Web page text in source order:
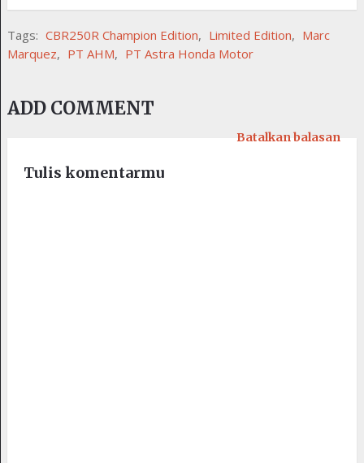
Tags: CBR250R Champion Edition, Limited Edition, Marc
Marquez, PT AHM, PT Astra Honda Motor
ADD COMMENT
Tulis komentarmu
Batalkan balasan